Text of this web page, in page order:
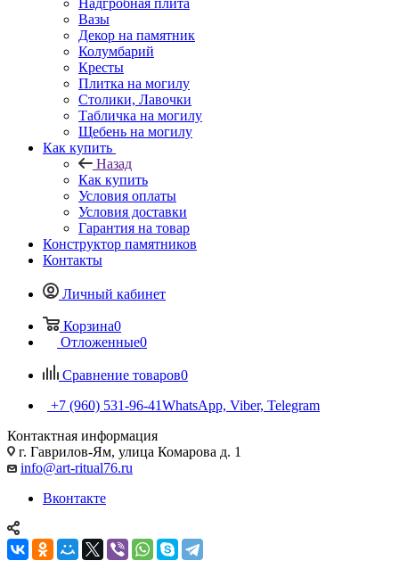
Надгробная плита
Вазы
Декор на памятник
Колумбарий
Кресты
Плитка на могилу
Столики, Лавочки
Табличка на могилу
Щебень на могилу
Как купить
Назад
Как купить
Условия оплаты
Условия доставки
Гарантия на товар
Конструктор памятников
Контакты
Личный кабинет
Корзина0
Отложенные0
Сравнение товаров0
+7 (960) 531-96-41WhatsApp, Viber, Telegram
Контактная информация
г. Гаврилов-Ям, улица Комарова д. 1
info@art-ritual76.ru
Вконтакте